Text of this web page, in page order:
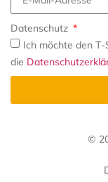
Datenschutz
Ich möchte den
die
©